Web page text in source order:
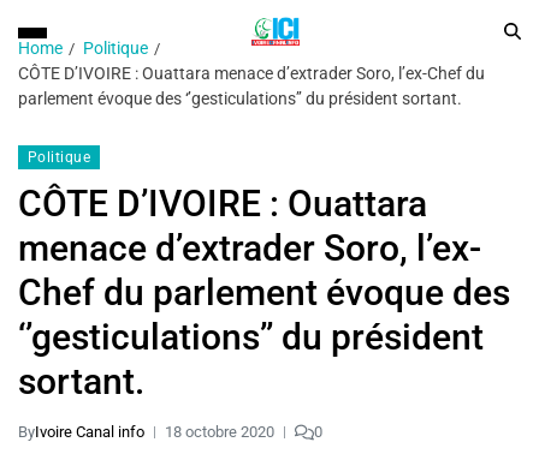
Home
Politique
CÔTE D’IVOIRE : Ouattara menace d’extrader Soro, l’ex-Chef du
parlement évoque des ‘’gesticulations’’ du président sortant.
Politique
CÔTE D’IVOIRE : Ouattara
menace d’extrader Soro, l’ex-
Chef du parlement évoque des
‘’gesticulations’’ du président
sortant.
ByIvoire Canal info 18 octobre 2020 0